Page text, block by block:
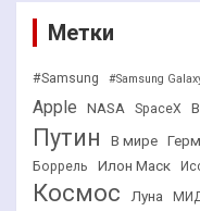
Метки
#Samsung #Samsung
Apple NASA SpaceX
Путин
В мире
Боррель
Илон Маск
Космос Луна